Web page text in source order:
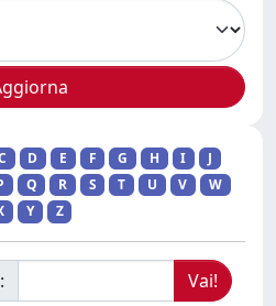
D E F G H I
J
Q R S T U V
W
Y Z